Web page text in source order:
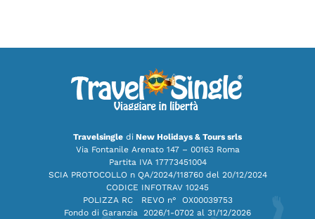
Travelsingle di New Holidays & Tours srls
Via Fontanile Arenato 147 – 00163 Roma
Partita IVA 17773451004
SCIA PROTOCOLLO n QA/2024/118760 del 20/12/2024
CODICE INFOTRAV 10245
POLIZZA RC REVO n° OX00039753
Fondo di Garanzia 2026/1-0702 al 31/12/2026